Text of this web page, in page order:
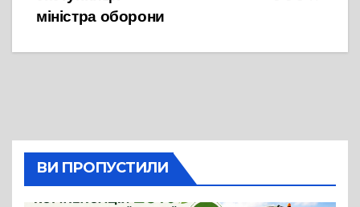
міністра оборони
ВИ ПРОПУСТИЛИ